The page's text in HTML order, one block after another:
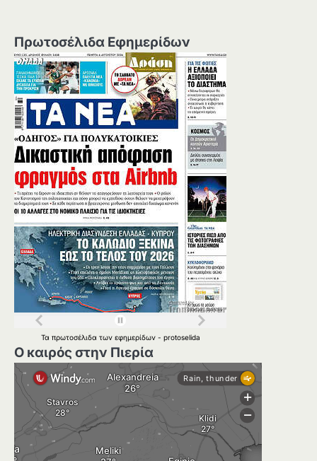
Πρωτοσέλιδα Εφημερίδων
Τα πρωτοσέλιδα των εφημερίδων - protoselida
Ο καιρός στην Πιερία